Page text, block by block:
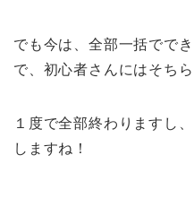
でも今は、全部一括でで
で、初心者さんにはそち
１度で全部終わりますし
しますね！